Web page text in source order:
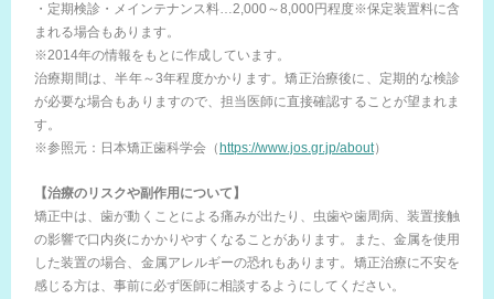
・定期検診・メインテナンス料…2,000～8,000円程度※保定装置料に含
まれる場合もあります。
※2014年の情報をもとに作成しています。
治療期間は、半年～3年程度かかります。矯正治療後に、定期的な検診
が必要な場合もありますので、担当医師に直接確認することが望まれま
す。
※参照元：日本矯正歯科学会（ https://www.jos.gr.jp/about）
【治療のリスクや副作用について】
矯正中は、歯が動くことによる痛みが出たり、虫歯や歯周病、装置接触
の影響で口内炎にかかりやすくなることがあります。また、金属を使用
した装置の場合、金属アレルギーの恐れもあります。矯正治療に不安を
感じる方は、事前に必ず医師に相談するようにしてください。